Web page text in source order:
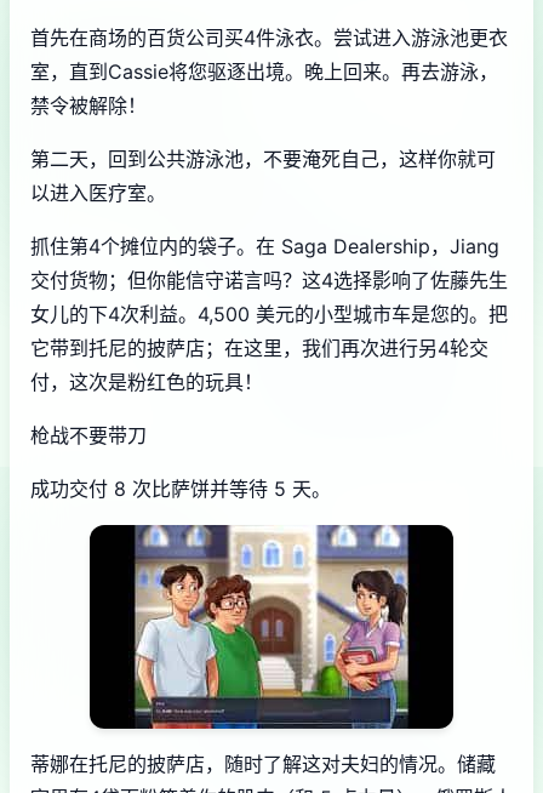
首先在商场的百货公司买4件泳衣。尝试进入游泳池更衣
室，直到Cassie将您驱逐出境。晚上回来。再去游泳，
禁令被解除！
第二天，回到公共游泳池，不要淹死自己，这样你就可
以进入医疗室。
抓住第4个摊位内的袋子。在 Saga Dealership，Jiang
交付货物；但你能信守诺言吗？这4选择影响了佐藤先生
女儿的下4次利益。4,500 美元的小型城市车是您的。把
它带到托尼的披萨店；在这里，我们再次进行另4轮交
付，这次是粉红色的玩具！
枪战不要带刀
成功交付 8 次比萨饼并等待 5 天。
蒂娜在托尼的披萨店，随时了解这对夫妇的情况。储藏